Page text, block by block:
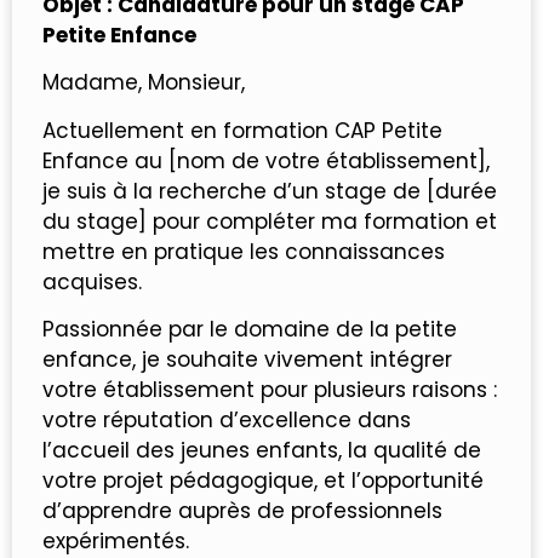
Petite Enfance
Madame, Monsieur,
Actuellement en formation CAP Petite
Enfance au [nom de votre établissement],
je suis à la recherche d’un stage de [durée
du stage] pour compléter ma formation et
mettre en pratique les connaissances
acquises.
Passionnée par le domaine de la petite
enfance, je souhaite vivement intégrer
votre établissement pour plusieurs raisons :
votre réputation d’excellence dans
l’accueil des jeunes enfants, la qualité de
votre projet pédagogique, et l’opportunité
d’apprendre auprès de professionnels
expérimentés.